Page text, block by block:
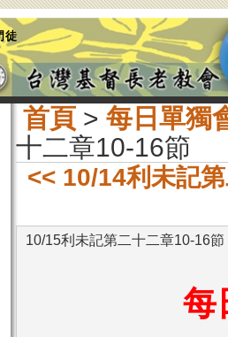
徒
首頁> 每日單獨
十二章10-16節
<< 10/14利未記
10/15利未記第二十二章10-16節
每